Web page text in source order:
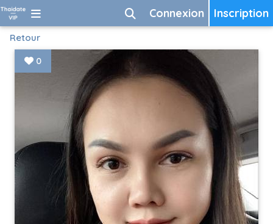
Inscription
Connexion
Retour
0